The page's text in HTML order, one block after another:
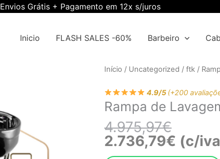
Envios Grátis + Pagamento em 12x s/juros
Inicio FLASH SALES -60% Barbeiro
Início / Uncategorized / ftk /
4.9/5 (+200
Rampa de
4.975,97€
O
original
era:
O
atual
é:
2.736,79€ (c/
Quantidade
Rampa
de
Lavagem
EWTK-
GU